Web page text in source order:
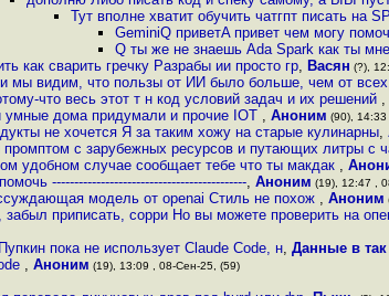
Тут вполне хватит обучить чатгпт писать на
GeminiQ приветA привет чем могу
Q ты же не знаешь Ada Spark как ты
как сварить гречку Разрабы ии просто гр, Васян (?),
мы видим, что пользы от ИИ было больше, чем от всех
что весь этот т н код условий задач и их решений ,
умные дома придумали и прочие IOT , Аноним (90),
не хочется Я за таким хожу на старые кулинарны,
промптом с зарубежных ресурсов и путающих литры с
удобном случае сообщает тебе что ты макдак ,
--------------------------------------------, Аноним (19), 12:47 ,
модель от openai Стиль не похож , Аноним
забыл приписать, сорри Но вы можете проверить на
пока не использует Claude Code, н, Данные в
, Аноним (19), 13:09 , 08-Сен-25, (59)